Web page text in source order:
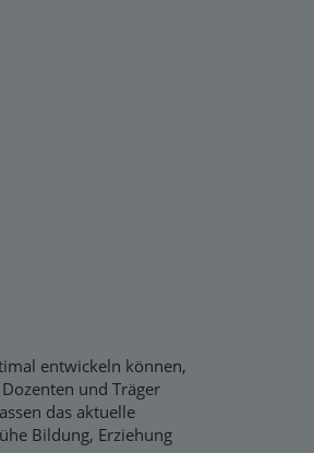
entwickeln können,
und Träger
das aktuelle
Bildung, Erziehung